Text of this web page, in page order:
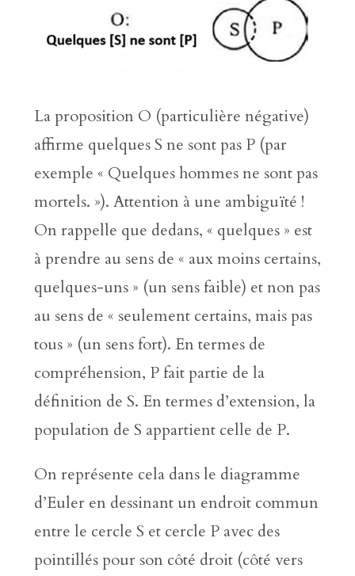
La proposition O (particulière négative)
affirme quelques S ne sont pas P (par
exemple « Quelques hommes ne sont pas
mortels. »). Attention à une ambiguïté !
On rappelle que dedans, « quelques » est
à prendre au sens de « aux moins certains,
quelques-uns » (un sens faible) et non pas
au sens de « seulement certains, mais pas
tous » (un sens fort). En termes de
compréhension, P fait partie de la
définition de S. En termes d’extension, la
population de S appartient celle de P.
On représente cela dans le diagramme
d’Euler en dessinant un endroit commun
entre le cercle S et cercle P avec des
pointillés pour son côté droit (côté vers